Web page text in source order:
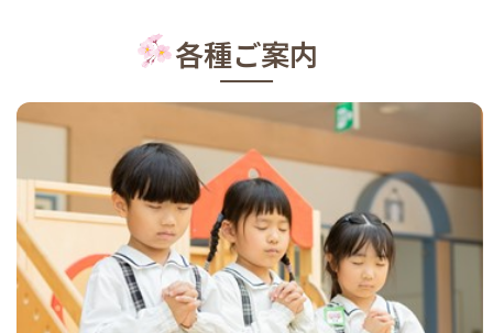
各種ご案内